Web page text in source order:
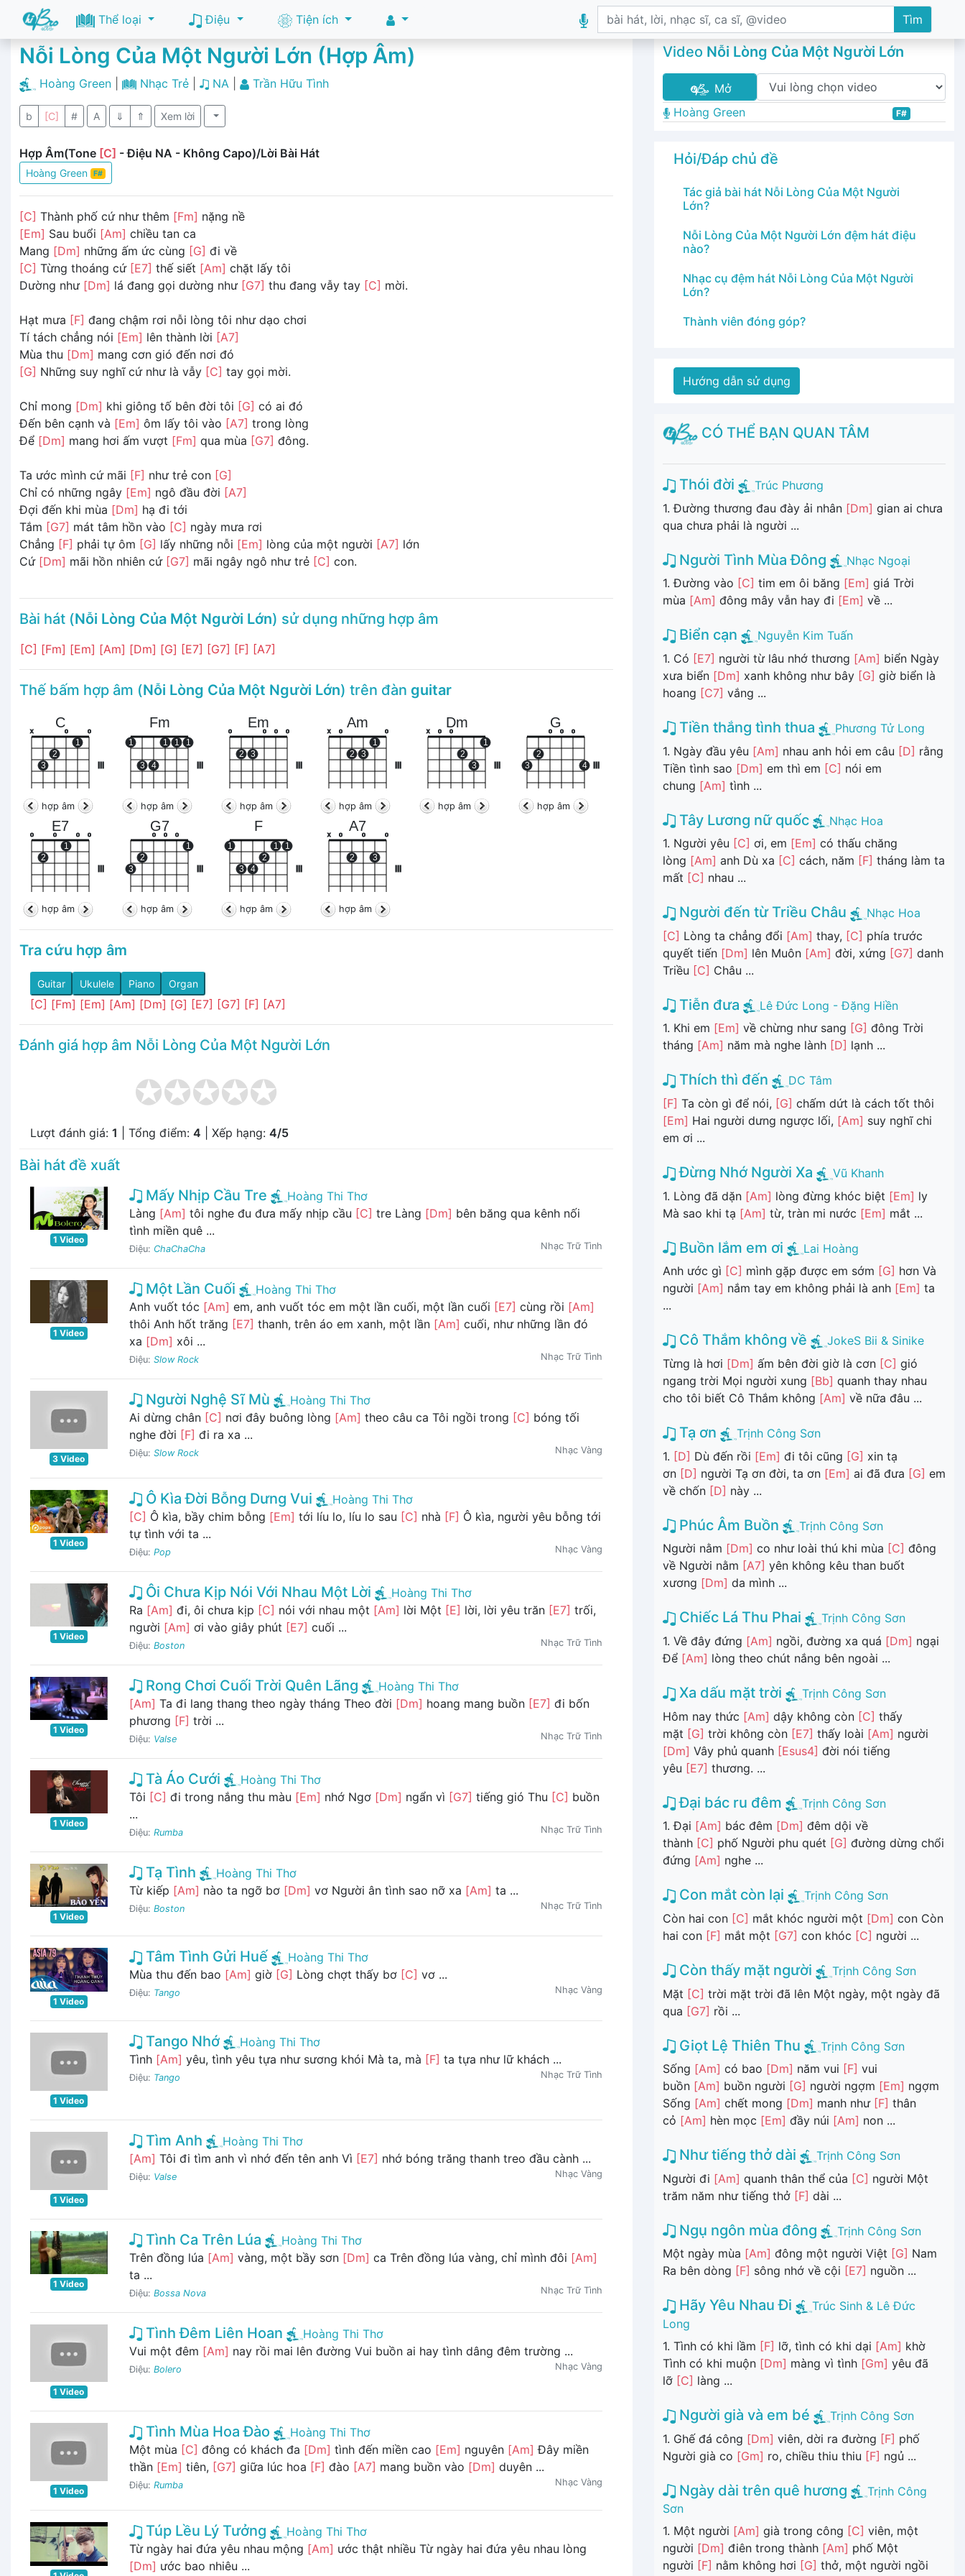
Thể loại Điệu Tiện ích Tìm
Nỗi Lòng Của Một Người Lớn (Hợp Âm)
Hoàng Green Nhạc Trẻ| NA Trần Hữu Tình
b [C] # A ⇓ ⇑ Xem lời
Hợp Âm(Tone [C] - Điệu NA - Không Capo)/Lời Bài Hát
Hoàng Green F#
[C] Thành phố cứ như thêm [Fm] nặng nề
[Em] Sau buổi [Am] chiều tan ca
Mang [Dm] những ấm ức cùng [G] đi về
[C] Từng thoáng cứ [E7] thế siết [Am] chặt lấy tôi
Dường như [Dm] lá đang gọi dường như [G7] thu đang vẫy tay [C] mời.
Hạt mưa [F] đang chậm rơi nỗi lòng tôi như dạo chơi
Tí tách chẳng nói [Em] lên thành lời [A7]
Mùa thu [Dm] mang cơn gió đến nơi đó
[G] Những suy nghĩ cứ như là vẫy [C] tay gọi mời.
Chỉ mong [Dm] khi giông tố bên đời tôi [G] có ai đó
Đến bên cạnh và [Em] ôm lấy tôi vào [A7] trong lòng
Để [Dm] mang hơi ấm vượt [Fm] qua mùa [G7] đông.
Ta ước mình cứ mãi [F] như trẻ con [G]
Chỉ có những ngây [Em] ngô đầu đời [A7]
Đợi đến khi mùa [Dm] hạ đi tới
Tắm [G7] mát tâm hồn vào [C] ngày mưa rơi
Chẳng [F] phải tự ôm [G] lấy những nỗi [Em] lòng của một người [A7] lớn
Cứ [Dm] mãi hồn nhiên cứ [G7] mãi ngây ngô như trẻ [C] con.
Bài hát (Nỗi Lòng Của Một Người Lớn) sử dụng những hợp âm
[C] [Fm] [Em] [Am] [Dm] [G] [E7] [G7] [F] [A7]
Thế bấm hợp âm (Nỗi Lòng Của Một Người Lớn) trên đàn guitar
C
x
3
2
o
1
o
hợp âm
Fm
1
3 4
1 1 1
hợp âm
Em
o
2 3
o o o
hợp âm
Am
x o
2 3
1
o
hợp âm
Dm
x o o
2
3
1
hợp âm
G
3
2
o o o
4
hợp âm
E7
o
2
o
1
o o
hợp âm
G7
3
2
o o o
1
hợp âm
F
1
3 4
2
1 1
hợp âm
A7
x o
2
o
3
o
hợp âm
Tra cứu hợp âm
Guitar Ukulele Piano Organ
[C] [Fm] [Em] [Am] [Dm] [G] [E7] [G7] [F] [A7]
Đánh giá hợp âm Nỗi Lòng Của Một Người Lớn
Lượt đánh giá: 1 | Tổng điểm: 4 | Xếp hạng: 4/5
Bài hát đề xuất
1 Video
Mấy Nhịp Cầu Tre
Hoàng Thi Thơ
Làng [Am] tôi nghe đu đưa mấy nhịp cầu [C] tre Làng [Dm] bên băng qua kênh nối
tình miền quê ...
Điệu: ChaChaCha Nhạc Trữ Tình
1 Video
Một Lần Cuối
Hoàng Thi Thơ
Anh vuốt tóc [Am] em, anh vuốt tóc em một lần cuối, một lần cuối [E7] cùng rồi [Am]
thôi Anh hốt trăng [E7] thanh, trên áo em xanh, một lần [Am] cuối, như những lần đó
xa [Dm] xôi ...
Điệu: Slow Rock Nhạc Trữ Tình
3 Video
Người Nghệ Sĩ Mù
Hoàng Thi Thơ
Ai dừng chân [C] nơi đây buông lòng [Am] theo câu ca Tôi ngồi trong [C] bóng tối
nghe đời [F] đi ra xa ...
Điệu: Slow Rock Nhạc Vàng
1 Video
Ô Kìa Đời Bỗng Dưng Vui
Hoàng Thi Thơ
[C] Ô kìa, bầy chim bỗng [Em] tới líu lo, líu lo sau [C] nhà [F] Ô kìa, người yêu bỗng tới
tự tình với ta ...
Điệu: Pop Nhạc Vàng
1 Video
Ôi Chưa Kịp Nói Với Nhau Một Lời
Hoàng Thi Thơ
Ra [Am] đi, ôi chưa kịp [C] nói với nhau một [Am] lời Một [E] lời, lời yêu trăn [E7] trối,
người [Am] ơi vào giây phút [E7] cuối ...
Điệu: Boston Nhạc Trữ Tình
1 Video
Rong Chơi Cuối Trời Quên Lãng
Hoàng Thi Thơ
[Am] Ta đi lang thang theo ngày tháng Theo đời [Dm] hoang mang buồn [E7] đi bốn
phương [F] trời ...
Điệu: Valse Nhạc Trữ Tình
1 Video
Tà Áo Cưới
Hoàng Thi Thơ
Tôi [C] đi trong nắng thu màu [Em] nhớ Ngơ [Dm] ngẩn vì [G7] tiếng gió Thu [C] buồn
...
Điệu: Rumba Nhạc Trữ Tình
1 Video
Tạ Tình
Hoàng Thi Thơ
Từ kiếp [Am] nào ta ngỡ bơ [Dm] vơ Người ân tình sao nỡ xa [Am] ta ...
Điệu: Boston Nhạc Trữ Tình
1 Video
Tâm Tình Gửi Huế
Hoàng Thi Thơ
Mùa thu đến bao [Am] giờ [G] Lòng chợt thấy bơ [C] vơ ...
Điệu: Tango Nhạc Vàng
1 Video
Tango Nhớ
Hoàng Thi Thơ
Tình [Am] yêu, tình yêu tựa như sương khói Mà ta, mà [F] ta tựa như lữ khách ...
Điệu: Tango Nhạc Trữ Tình
1 Video
Tìm Anh
Hoàng Thi Thơ
[Am] Tôi đi tìm anh vì nhớ đến tên anh Vì [E7] nhớ bóng trăng thanh treo đầu cành ...
Điệu: Valse Nhạc Vàng
1 Video
Tình Ca Trên Lúa
Hoàng Thi Thơ
Trên đồng lúa [Am] vàng, một bầy sơn [Dm] ca Trên đồng lúa vàng, chỉ mình đôi [Am]
ta ...
Điệu: Bossa Nova Nhạc Trữ Tình
1 Video
Tình Đêm Liên Hoan
Hoàng Thi Thơ
Vui một đêm [Am] nay rồi mai lên đường Vui buồn ai hay tình dâng đêm trường ...
Điệu: Bolero Nhạc Vàng
1 Video
Tình Mùa Hoa Đào
Hoàng Thi Thơ
Một mùa [C] đông có khách đa [Dm] tình đến miền cao [Em] nguyên [Am] Đây miền
thần [Em] tiên, [G7] giữa lúc hoa [F] đào [A7] mang buồn vào [Dm] duyên ...
Điệu: Rumba Nhạc Vàng
Túp Lều Lý Tưởng
Hoàng Thi Thơ
Từ ngày hai đứa yêu nhau mộng [Am] ước thật nhiều Từ ngày hai đứa yêu nhau lòng
[Dm] ước bao nhiêu ...
Video Nỗi Lòng Của Một Người Lớn
Mở
Hoàng Green
F#
Hỏi/Đáp chủ đề
Tác giả bài hát Nỗi Lòng Của Một Người
Lớn?
Nỗi Lòng Của Một Người Lớn đệm hát điệu
nào?
Nhạc cụ đệm hát Nỗi Lòng Của Một Người
Lớn?
Thành viên đóng góp?
Hướng dẫn sử dụng
CÓ THỂ BẠN QUAN TÂM
Thói đời
Trúc Phương
1. Đường thương đau đày ải nhân [Dm] gian ai chưa
qua chưa phải là người ...
Người Tình Mùa Đông
Nhạc Ngoại
1. Đường vào [C] tim em ôi băng [Em] giá Trời
mùa [Am] đông mây vẫn hay đi [Em] về ...
Biển cạn
Nguyễn Kim Tuấn
1. Có [E7] người từ lâu nhớ thương [Am] biển Ngày
xưa biển [Dm] xanh không như bây [G] giờ biển là
hoang [C7] vắng ...
Tiền thắng tình thua
Phương Tử Long
1. Ngày đầu yêu [Am] nhau anh hỏi em câu [D] rằng
Tiền tình sao [Dm] em thì em [C] nói em
chung [Am] tình ...
Tây Lương nữ quốc
Nhạc Hoa
1. Người yêu [C] ơi, em [Em] có thấu chăng
lòng [Am] anh Dù xa [C] cách, năm [F] tháng làm ta
mất [C] nhau ...
Người đến từ Triều Châu
Nhạc Hoa
[C] Lòng ta chẳng đổi [Am] thay, [C] phía trước
quyết tiến [Dm] lên Muôn [Am] đời, xứng [G7] danh
Triều [C] Châu ...
Tiễn đưa
Lê Đức Long - Đặng Hiền
1. Khi em [Em] về chừng như sang [G] đông Trời
tháng [Am] năm mà nghe lành [D] lạnh ...
Thích thì đến
DC Tâm
[F] Ta còn gì để nói, [G] chấm dứt là cách tốt thôi
[Em] Hai người dưng ngược lối, [Am] suy nghĩ chi
em ơi ...
Đừng Nhớ Người Xa
Vũ Khanh
1. Lòng đã dặn [Am] lòng đừng khóc biệt [Em] ly
Mà sao khi tạ [Am] từ, tràn mi nước [Em] mắt ...
Buồn lắm em ơi
Lai Hoàng
Anh ước gì [C] mình gặp được em sớm [G] hơn Và
người [Am] nắm tay em không phải là anh [Em] ta
...
Cô Thắm không về
JokeS Bii & Sinike
Từng là hơi [Dm] ấm bên đời giờ là cơn [C] gió
ngang trời Mọi người xung [Bb] quanh thay nhau
cho tôi biết Cô Thắm không [Am] về nữa đâu ...
Tạ ơn
Trịnh Công Sơn
1. [D] Dù đến rồi [Em] đi tôi cũng [G] xin tạ
ơn [D] người Tạ ơn đời, ta ơn [Em] ai đã đưa [G] em
về chốn [D] này ...
Phúc Âm Buồn
Trịnh Công Sơn
Người nằm [Dm] co như loài thú khi mùa [C] đông
về Người nằm [A7] yên không kêu than buốt
xương [Dm] da mình ...
Chiếc Lá Thu Phai
Trịnh Công Sơn
1. Về đây đứng [Am] ngồi, đường xa quá [Dm] ngại
Để [Am] lòng theo chút nắng bên ngoài ...
Xa dấu mặt trời
Trịnh Công Sơn
Hôm nay thức [Am] dậy không còn [C] thấy
mặt [G] trời không còn [E7] thấy loài [Am] người
[Dm] Vây phủ quanh [Esus4] đời nói tiếng
yêu [E7] thương. ...
Đại bác ru đêm
Trịnh Công Sơn
1. Đại [Am] bác đêm [Dm] đêm dội về
thành [C] phố Người phu quét [G] đường dừng chổi
đứng [Am] nghe ...
Con mắt còn lại
Trịnh Công Sơn
Còn hai con [C] mắt khóc người một [Dm] con Còn
hai con [F] mắt một [G7] con khóc [C] người ...
Còn thấy mặt người
Trịnh Công Sơn
Mặt [C] trời mặt trời đã lên Một ngày, một ngày đã
qua [G7] rồi ...
Giọt Lệ Thiên Thu
Trịnh Công Sơn
Sống [Am] có bao [Dm] năm vui [F] vui
buồn [Am] buồn người [G] người ngợm [Em] ngợm
Sống [Am] chết mong [Dm] manh như [F] thân
cỏ [Am] hèn mọc [Em] đầy núi [Am] non ...
Như tiếng thở dài
Trịnh Công Sơn
Người đi [Am] quanh thân thể của [C] người Một
trăm năm như tiếng thở [F] dài ...
Ngụ ngôn mùa đông
Trịnh Công Sơn
Một ngày mùa [Am] đông một người Việt [G] Nam
Ra bên dòng [F] sông nhớ về cội [E7] nguồn ...
Hãy Yêu Nhau Đi
Trúc Sinh & Lê Đức
Long
1. Tình có khi lầm [F] lỡ, tình có khi dại [Am] khờ
Tình có khi muộn [Dm] màng vì tình [Gm] yêu đã
lỡ [C] làng ...
Người già và em bé
Trịnh Công Sơn
1. Ghế đá công [Dm] viên, dời ra đường [F] phố
Người già co [Gm] ro, chiều thiu thiu [F] ngủ ...
Ngày dài trên quê hương
Trịnh Công
Sơn
1. Một người [Am] già trong công [C] viên, một
người [Dm] điên trong thành [Am] phố Một
người [F] nằm không hơi [G] thở, một người ngồi